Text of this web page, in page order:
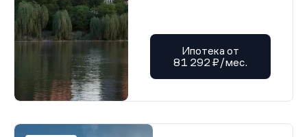
Ипотека от
81 292 ₽/мес.